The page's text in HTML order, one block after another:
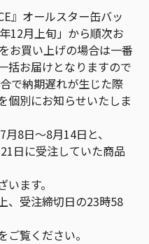
』オールスター缶バッ
12月上旬」から順次お
お買い上げの場合は一番
括お届けとなりますので
で納期遅れが生じた際
個別にお知らせいたしま
8日～8月14日と、
日に受注していた商品
ます。
、受注締切日の23時58
ご覧ください。